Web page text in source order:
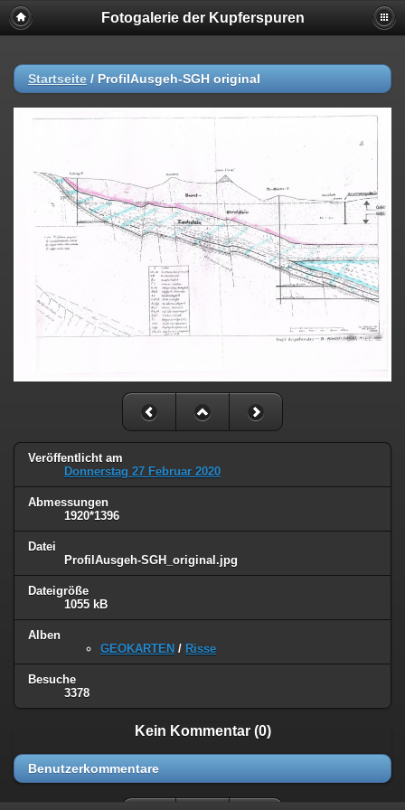
Fotogalerie der Kupferspuren
Startseite / ProfilAusgeh-SGH original
Veröffentlicht am
Donnerstag 27 Februar 2020
Abmessungen
1920*1396
Datei
ProfilAusgeh-SGH_original.jpg
Dateigröße
1055 kB
Alben
GEOKARTEN / Risse
Besuche
3378
Kein Kommentar (0)
Benutzerkommentare